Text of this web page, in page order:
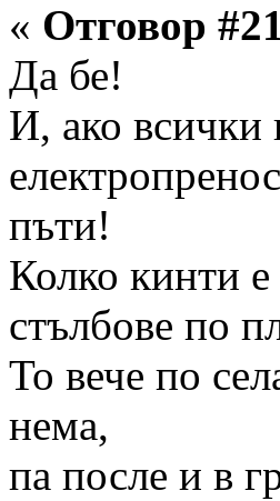
« Отговор
Да бе!
И, ако всички
пъти!
Колко кинти е
стълбове по
То вече по
нема,
па после и в